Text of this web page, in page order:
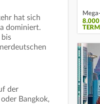
hat sich
dominiert.
bis
der
Bangkok,
8.000